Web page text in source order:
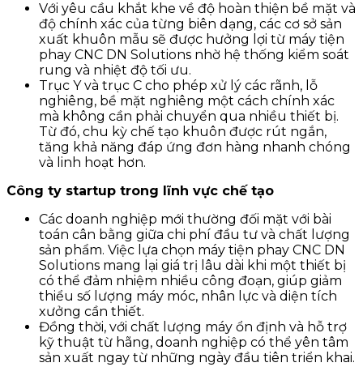
Với yêu cầu khắt khe về độ hoàn thiện bề mặt và
độ chính xác của từng biên dạng, các cơ sở sản
xuất khuôn mẫu sẽ được hưởng lợi từ máy tiện
phay CNC DN Solutions nhờ hệ thống kiểm soát
rung và nhiệt độ tối ưu.
Trục Y và trục C cho phép xử lý các rãnh, lỗ
nghiêng, bề mặt nghiêng một cách chính xác
mà không cần phải chuyển qua nhiều thiết bị.
Từ đó, chu kỳ chế tạo khuôn được rút ngắn,
tăng khả năng đáp ứng đơn hàng nhanh chóng
và linh hoạt hơn.
Công ty startup trong lĩnh vực chế tạo
Các doanh nghiệp mới thường đối mặt với bài
toán cân bằng giữa chi phí đầu tư và chất lượng
sản phẩm. Việc lựa chọn máy tiện phay CNC DN
Solutions mang lại giá trị lâu dài khi một thiết bị
có thể đảm nhiệm nhiều công đoạn, giúp giảm
thiểu số lượng máy móc, nhân lực và diện tích
xưởng cần thiết.
Đồng thời, với chất lượng máy ổn định và hỗ trợ
kỹ thuật từ hãng, doanh nghiệp có thể yên tâm
sản xuất ngay từ những ngày đầu tiên triển khai.